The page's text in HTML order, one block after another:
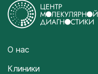
О нас
Клиники